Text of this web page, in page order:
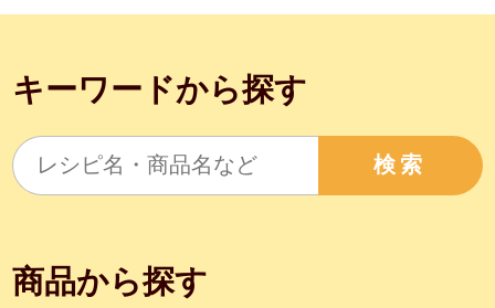
キーワードから探す
検索
商品から探す